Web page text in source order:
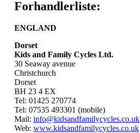
Forhandlerliste:
ENGLAND
Dorset
Kids and Family Cycles Ltd.
30 Seaway avenue
Christchurch
Dorset
BH 23 4 EX
Tel: 01425 270774
Tel: 07535 493301 (mobile)
Mail: info@kidsandfamilycycles.co.uk
Web: www.kidsandfamilycycles.co.uk